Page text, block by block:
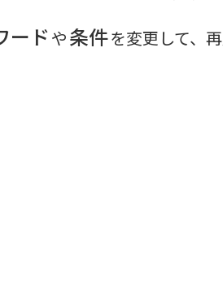
ードや条件を変更して、